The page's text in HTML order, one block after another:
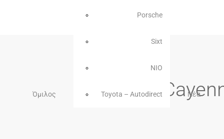
Όμιλος
Porsche
Sixt
NIO
Toyota – Autodirect Νέα
9YBCZ1